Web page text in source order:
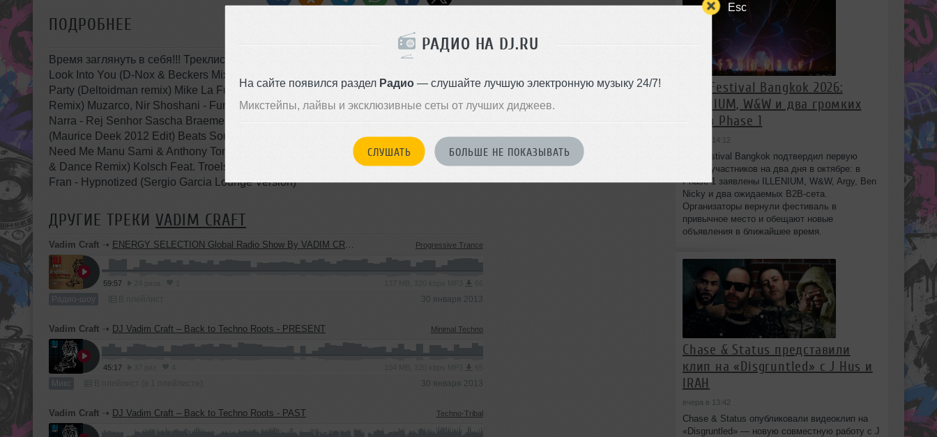
Esc
РАДИО НА DJ.RU
На сайте появился раздел Радио— слушайте лучшую электронную музыку 24/7!
Микстейпы, лайвы и эксклюзивные сеты от лучших диджеев.
СЛУШАТЬ БОЛЬШЕ НЕ ПОКАЗЫВАТЬ
ПОДРОБНЕЕ
Время заглянуть в себя!!! Треклист: Florence + The Machine - Spectrum Victor Ruiz - I
Look Into You (D-Nox & Beckers Mix) Marco Cordi - Kalayde DJ Christopher - Indian
Party (Deltoidman remix) Mike La Funk & Corey Andrew - Music Is Life (Jason Chance
Remix) Muzarco, Nir Shoshani - Furio (John Tejada Remix) Nicone, Sascha Braemer,
Narra - Rej Senhor Sascha Braemer - Belle Depeche Mode - Enjoy The Silence
(Maurice Deek 2012 Edit) Beats Sounds - Sexy Minimal Escenda Feat. Litva - You
Need Me Manu Sami & Anthony Tomov - Minitek Adana Twins - Everyday (Amine Edge
& Dance Remix) Kolsch Feat. Troels Abrahamsen - All That Matters Oliver Koletzki Feat.
Fran - Hypnotized (Sergio Garcia Lounge Version)
ДРУГИЕ ТРЕКИ VADIM CRAFT
Vadim Craft ➝ ENERGY SELECTION Global Radio Show By VADIM CRAFT [001] Progressive Trance
59:57
Радио-шоу 30 января 2013
Vadim Craft ➝ DJ Vadim Craft – Back to Techno Roots - PRESENT Minimal Techno
45:17
Микс 30 января 2013
Vadim Craft ➝ DJ Vadim Craft – Back to Techno Roots - PAST Techno-Tribal
Добавлен: 15 января 2013, 02:23
808 Festival Bangkok 2026:
ILLENIUM, W&W и два громких
B2B в Phase 1
вчера в 14:12
808 Festival Bangkok подтвердил первую
волну участников на два дня в октябре: в
Phase 1 заявлены ILLENIUM, W&W, Argy, Ben
Nicky и два ожидаемых B2B-сета.
Организаторы вернули фестиваль в
привычное место и обещают новые
объявления в ближайшее время.
Chase & Status представили
клип на «Disgruntled» с J Hus и
IRAH
вчера в 13:42
Chase & Status опубликовали видеоклип на
«Disgruntled» — новую совместную работу с J